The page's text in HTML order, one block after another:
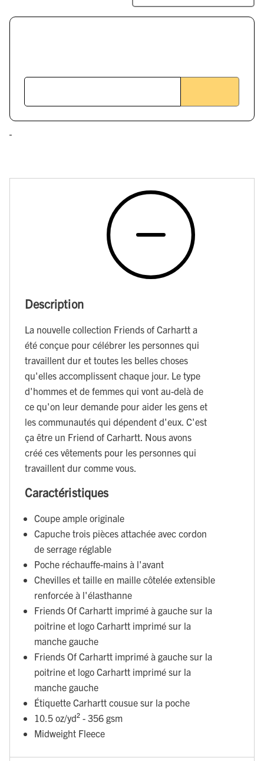
Description
La nouvelle collection Friends of Carhartt a
été conçue pour célébrer les personnes qui
travaillent dur et toutes les belles choses
qu'elles accomplissent chaque jour. Le type
d'hommes et de femmes qui vont au-delà de
ce qu'on leur demande pour aider les gens et
les communautés qui dépendent d'eux. C'est
ça être un Friend of Carhartt. Nous avons
créé ces vêtements pour les personnes qui
travaillent dur comme vous.
Caractéristiques
Coupe ample originale
Capuche trois pièces attachée avec cordon
de serrage réglable
Poche réchauffe-mains à l'avant
Chevilles et taille en maille côtelée extensible
renforcée à l'élasthanne
Friends Of Carhartt imprimé à gauche sur la
poitrine et logo Carhartt imprimé sur la
manche gauche
Friends Of Carhartt imprimé à gauche sur la
poitrine et logo Carhartt imprimé sur la
manche gauche
Étiquette Carhartt cousue sur la poche
10.5 oz/yd² - 356 gsm
Midweight Fleece